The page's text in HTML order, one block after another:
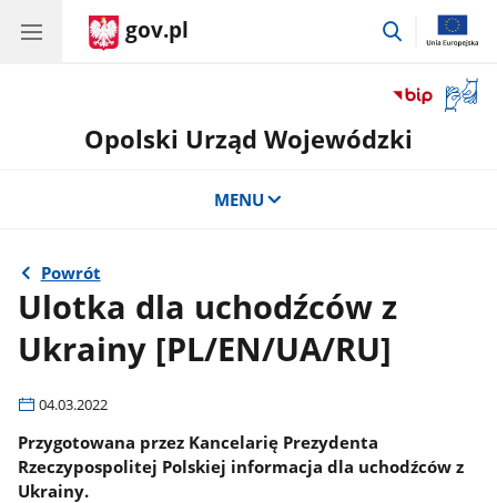
gov.pl
przejdź
okno
Opolski Urząd Wojewódzki
MENU
Powrót
Ulotka dla uchodźców z
Ukrainy [PL/EN/UA/RU]
04.03.2022
Przygotowana przez Kancelarię Prezydenta
Rzeczypospolitej Polskiej informacja dla uchodźców z
Ukrainy.